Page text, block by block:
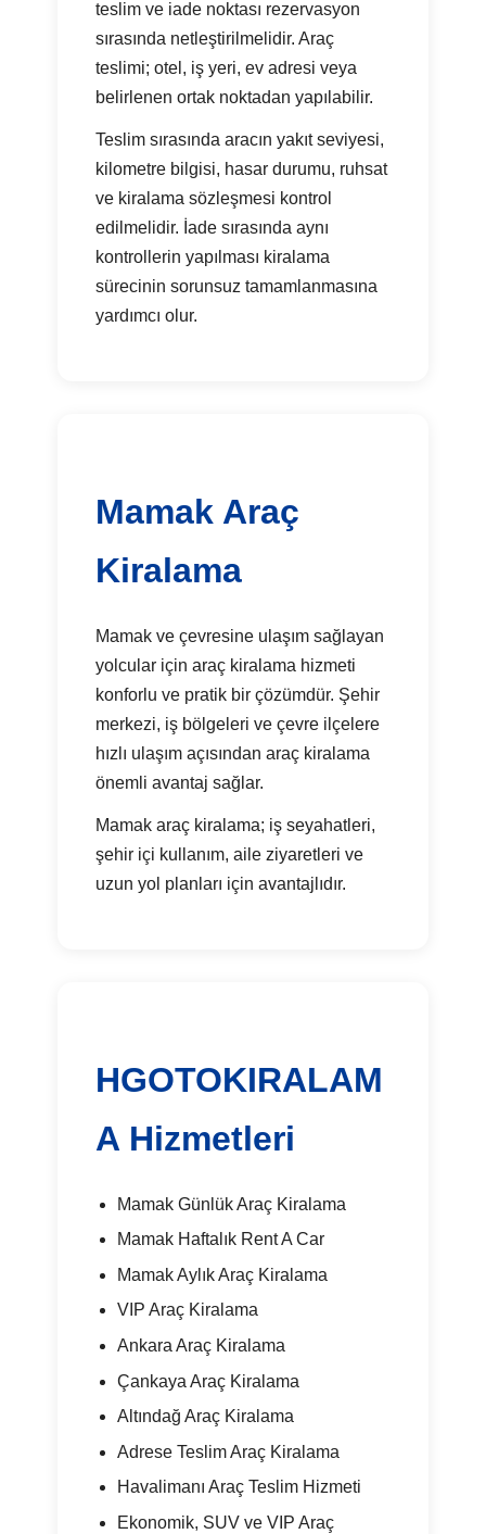
teslim ve iade noktası rezervasyon
sırasında netleştirilmelidir. Araç
teslimi; otel, iş yeri, ev adresi veya
belirlenen ortak noktadan yapılabilir.
Teslim sırasında aracın yakıt seviyesi,
kilometre bilgisi, hasar durumu, ruhsat
ve kiralama sözleşmesi kontrol
edilmelidir. İade sırasında aynı
kontrollerin yapılması kiralama
sürecinin sorunsuz tamamlanmasına
yardımcı olur.
Mamak Araç
Kiralama
Mamak ve çevresine ulaşım sağlayan
yolcular için araç kiralama hizmeti
konforlu ve pratik bir çözümdür. Şehir
merkezi, iş bölgeleri ve çevre ilçelere
hızlı ulaşım açısından araç kiralama
önemli avantaj sağlar.
Mamak araç kiralama; iş seyahatleri,
şehir içi kullanım, aile ziyaretleri ve
uzun yol planları için avantajlıdır.
HGOTOKIRALAM
A Hizmetleri
Mamak Günlük Araç Kiralama
Mamak Haftalık Rent A Car
Mamak Aylık Araç Kiralama
VIP Araç Kiralama
Ankara Araç Kiralama
Çankaya Araç Kiralama
Altındağ Araç Kiralama
Adrese Teslim Araç Kiralama
Havalimanı Araç Teslim Hizmeti
Ekonomik, SUV ve VIP Araç